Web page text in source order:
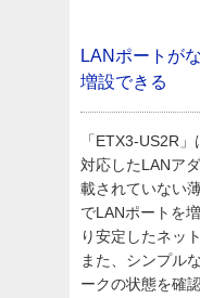
LANポートが
増設できる
「ETX3-US2R
対応したLANア
載されていない
でLANポートを
り安定したネッ
また、シンプル
ークの状態を確